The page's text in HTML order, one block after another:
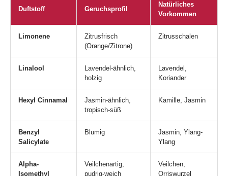
Duftstoff Geruchsprofil
Natürliches
Vorkommen
Limonene
Zitrusfrisch
(Orange/Zitrone)
Zitrusschalen
Linalool
Lavendel-ähnlich,
holzig
Lavendel,
Koriander
Hexyl Cinnamal
Jasmin-ähnlich,
tropisch-süß
Kamille, Jasmin
Benzyl
Salicylate
Blumig
Jasmin, Ylang-
Ylang
Alpha-
Isomethyl
Veilchenartig,
pudrig-weich
Veilchen,
Orriswurzel